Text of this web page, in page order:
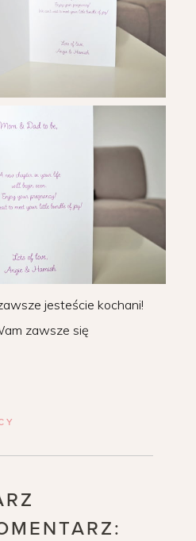
jesteście kochani!
zawsze się